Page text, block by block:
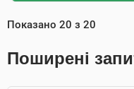
Показано 20 з 20
Поширені